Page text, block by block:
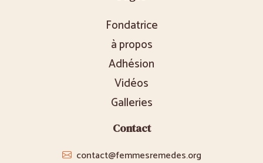
Fondatrice
à propos
Adhésion
Vidéos
Galleries
Contact
contact@femmesremedes.org